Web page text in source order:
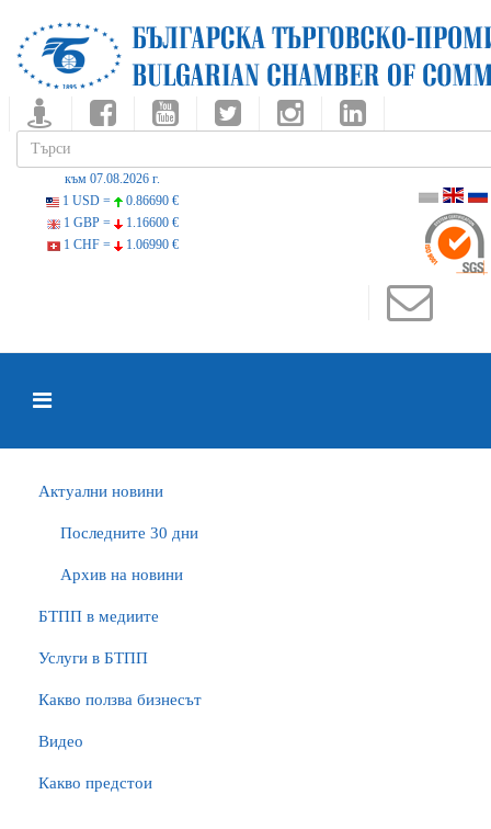
към 07.08.2026 г.
1 USD =
0.86690 €
1 GBP =
1.16600 €
1 CHF =
1.06990 €
Актуални новини
Последните 30 дни
Архив на новини
БTПП в медиите
Услуги в БТПП
Какво ползва бизнесът
Видео
Какво предстои